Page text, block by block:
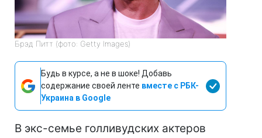
Брэд Питт (фото: Getty Images)
Будь в курсе, а не в шоке! Добавь
содержание своей ленте вместе с РБК-
Украина в Google
В экс-семье голливудских актеров